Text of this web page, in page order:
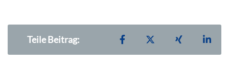
Teile Beitrag: Teilen auf Facebook
Teilen auf XTeilen auf